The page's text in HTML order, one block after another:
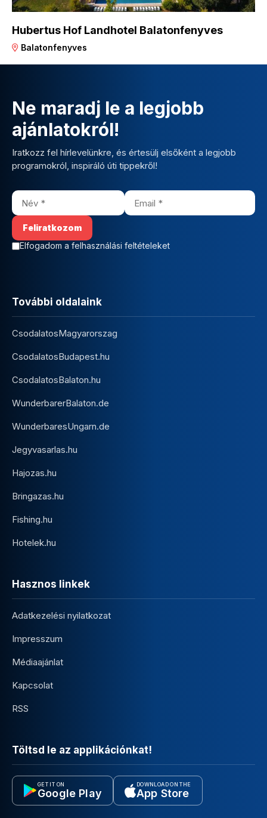
Hubertus Hof Landhotel Balatonfenyves
Balatonfenyves
Ne maradj le a legjobb
ajánlatokról!
Iratkozz fel hírlevelünkre, és értesülj elsőként a legjobb
programokról, inspiráló úti tippekről!
Elfogadom a felhasználási feltételeket
További oldalaink
CsodalatosMagyarorszag
CsodalatosBudapest.hu
CsodalatosBalaton.hu
WunderbarerBalaton.de
WunderbaresUngarn.de
Jegyvasarlas.hu
Hajozas.hu
Bringazas.hu
Fishing.hu
Hotelek.hu
Hasznos linkek
Adatkezelési nyilatkozat
Impresszum
Médiaajánlat
Kapcsolat
RSS
Töltsd le az applikációnkat!
GET IT ON
Google Play
DOWNLOAD ON THE
App Store